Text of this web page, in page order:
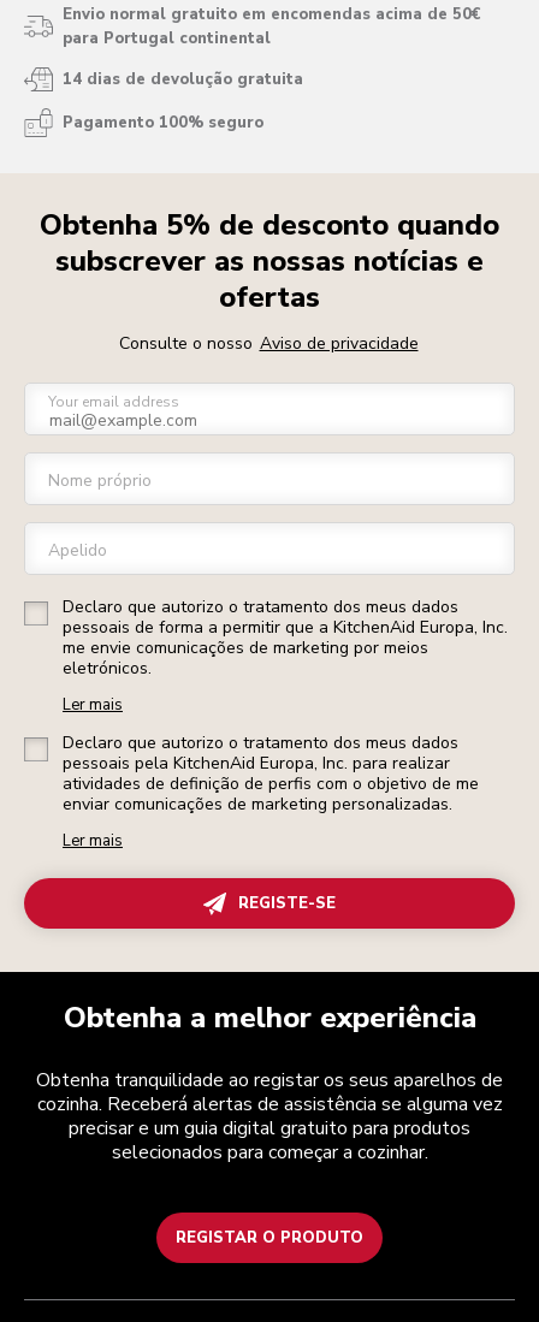
Envio normal gratuito em encomendas acima de 50€
para Portugal continental
14 dias de devolução gratuita
Pagamento 100% seguro
Obtenha 5% de desconto quando
subscrever as nossas notícias e
ofertas
Consulte o nosso Aviso de privacidade
Your email address
Nome próprio
Apelido
Declaro que autorizo o tratamento dos meus dados
pessoais de forma a permitir que a KitchenAid Europa, Inc.
me envie comunicações de marketing por meios
eletrónicos.
Ler mais
Declaro que autorizo o tratamento dos meus dados
pessoais pela KitchenAid Europa, Inc. para realizar
atividades de definição de perfis com o objetivo de me
enviar comunicações de marketing personalizadas.
Ler mais
REGISTE-SE
Obtenha a melhor experiência
Obtenha tranquilidade ao registar os seus aparelhos de
cozinha. Receberá alertas de assistência se alguma vez
precisar e um guia digital gratuito para produtos
selecionados para começar a cozinhar.
REGISTAR O PRODUTO
Health Check
Termos e condições
A marca